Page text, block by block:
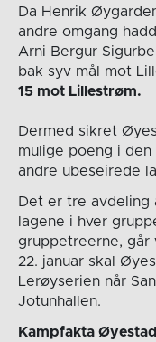
Da Henrik
andre omgang
Arni Bergur
bak syv mål mot
15 mot Lillestrøm.
Dermed sikret
mulige poeng i
andre ubeseirede
Det er tre avdeling
lagene i hver
gruppetreerne, går
22. januar skal
Lerøyserien når
Jotunhallen.
Kampfakta